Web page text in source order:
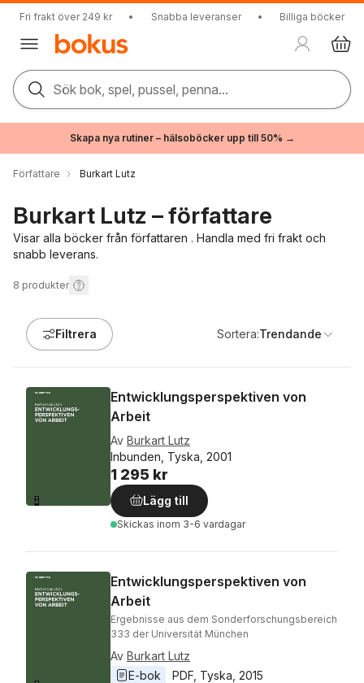
Fri frakt över 249 kr • Snabba leveranser • Billiga böcker
Sök bok, spel, pussel, penna...
Skapa nya rutiner – hälsoböcker upp till 50% →
Författare Burkart Lutz
Burkart Lutz – författare
Visar alla böcker från författaren . Handla med fri frakt och
snabb leverans.
8 produkter
Filtrera Sortera:Trendande
Entwicklungsperspektiven von
Arbeit
Av Burkart Lutz
Inbunden, Tyska, 2001
1 295 kr
Lägg till
Skickas inom 3-6 vardagar
Entwicklungsperspektiven von
Arbeit
Ergebnisse aus dem Sonderforschungsbereich
333 der Universität München
Av Burkart Lutz
E-bok
PDF Tyska 2015